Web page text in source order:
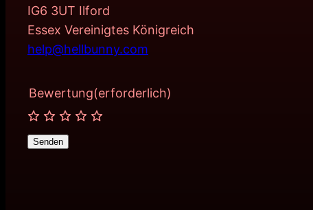
IG6 3UT Ilford
Essex Vereinigtes Königreich
help@hellbunny.com
Bewertung(erforderlich)
Senden